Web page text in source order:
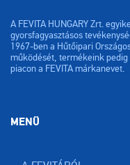
A FEVITA HUNGARY Zrt.
gyorsfagyasztásos
1967-ben a Hűtőipari
működését, termékeink pedig
piacon a FEVITA márkanevet.
MENÜ